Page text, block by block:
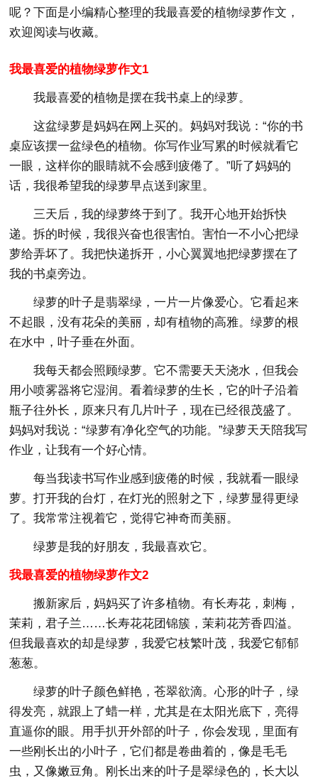
呢？下面是小编精心整理的我最喜爱的植物绿萝作文，
欢迎阅读与收藏。
我最喜爱的植物绿萝作文1
我最喜爱的植物是摆在我书桌上的绿萝。
这盆绿萝是妈妈在网上买的。妈妈对我说：“你的书
桌应该摆一盆绿色的植物。你写作业写累的时候就看它
一眼，这样你的眼睛就不会感到疲倦了。”听了妈妈的
话，我很希望我的绿萝早点送到家里。
三天后，我的绿萝终于到了。我开心地开始拆快
递。拆的时候，我很兴奋也很害怕。害怕一不小心把绿
萝给弄坏了。我把快递拆开，小心翼翼地把绿萝摆在了
我的书桌旁边。
绿萝的叶子是翡翠绿，一片一片像爱心。它看起来
不起眼，没有花朵的美丽，却有植物的高雅。绿萝的根
在水中，叶子垂在外面。
我每天都会照顾绿萝。它不需要天天浇水，但我会
用小喷雾器将它湿润。看着绿萝的生长，它的叶子沿着
瓶子往外长，原来只有几片叶子，现在已经很茂盛了。
妈妈对我说：“绿萝有净化空气的功能。”绿萝天天陪我写
作业，让我有一个好心情。
每当我读书写作业感到疲倦的时候，我就看一眼绿
萝。打开我的台灯，在灯光的照射之下，绿萝显得更绿
了。我常常注视着它，觉得它神奇而美丽。
绿萝是我的好朋友，我最喜欢它。
我最喜爱的植物绿萝作文2
搬新家后，妈妈买了许多植物。有长寿花，刺梅，
茉莉，君子兰……长寿花花团锦簇，茉莉花芳香四溢。
但我最喜欢的却是绿萝，我爱它枝繁叶茂，我爱它郁郁
葱葱。
绿萝的叶子颜色鲜艳，苍翠欲滴。心形的叶子，绿
得发亮，就跟上了蜡一样，尤其是在太阳光底下，亮得
直逼你的眼。用手扒开外部的叶子，你会发现，里面有
一些刚长出的小叶子，它们都是卷曲着的，像是毛毛
虫，又像嫩豆角。刚长出来的叶子是翠绿色的，长大以